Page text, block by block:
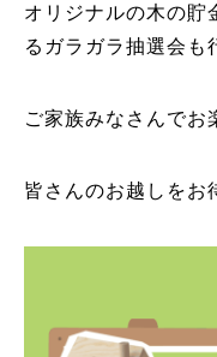
オリジナルの木の貯
るガラガラ抽選会も
ご家族みなさんでお
皆さんのお越しをお